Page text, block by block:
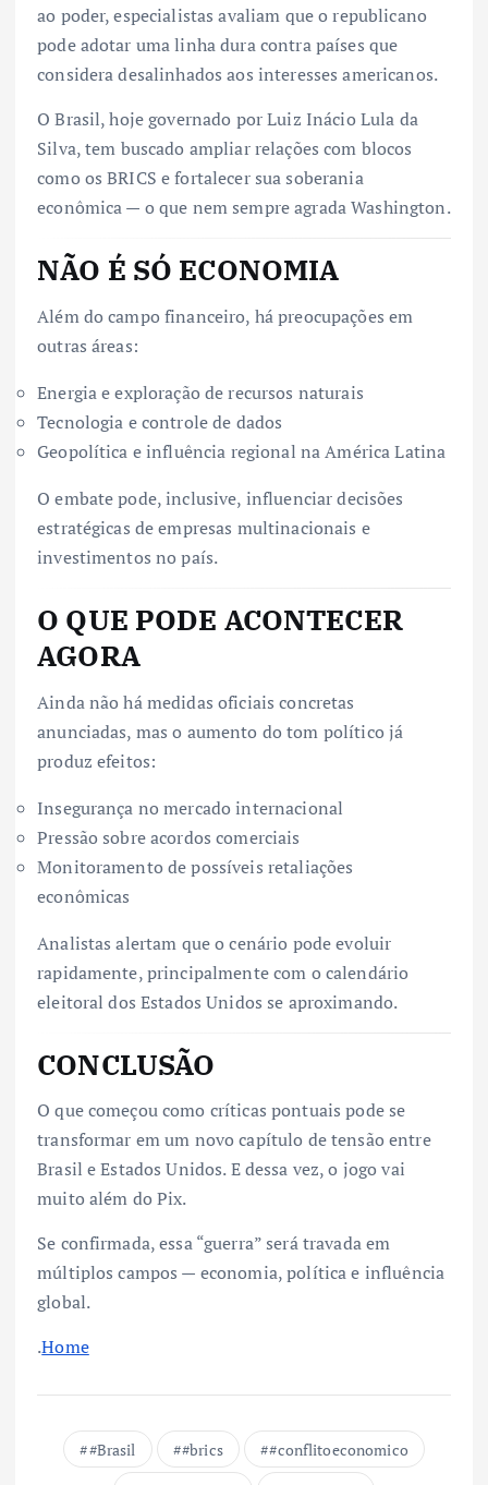
ao poder, especialistas avaliam que o republicano
pode adotar uma linha dura contra países que
considera desalinhados aos interesses americanos.
O Brasil, hoje governado por Luiz Inácio Lula da
Silva, tem buscado ampliar relações com blocos
como os BRICS e fortalecer sua soberania
econômica — o que nem sempre agrada Washington.
NÃO É SÓ ECONOMIA
Além do campo financeiro, há preocupações em
outras áreas:
Energia e exploração de recursos naturais
Tecnologia e controle de dados
Geopolítica e influência regional na América Latina
O embate pode, inclusive, influenciar decisões
estratégicas de empresas multinacionais e
investimentos no país.
O QUE PODE ACONTECER
AGORA
Ainda não há medidas oficiais concretas
anunciadas, mas o aumento do tom político já
produz efeitos:
Insegurança no mercado internacional
Pressão sobre acordos comerciais
Monitoramento de possíveis retaliações
econômicas
Analistas alertam que o cenário pode evoluir
rapidamente, principalmente com o calendário
eleitoral dos Estados Unidos se aproximando.
CONCLUSÃO
O que começou como críticas pontuais pode se
transformar em um novo capítulo de tensão entre
Brasil e Estados Unidos. E dessa vez, o jogo vai
muito além do Pix.
Se confirmada, essa “guerra” será travada em
múltiplos campos — economia, política e influência
global.
.Home
#Brasil #brics
#conflitoeconomico